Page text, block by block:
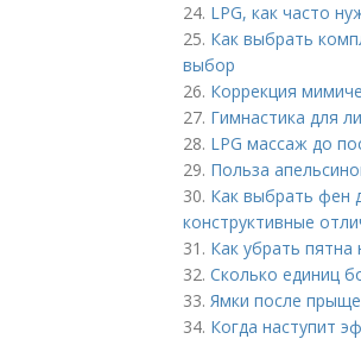
24. LPG, как часто
25. Как выбрать
выбор
26. Коррекция
27. Гимнастика для
28. LPG массаж до
29. Польза
30. Как выбрать фен
конструктивные
31. Как убрать
32. Сколько единиц
33. Ямки после
34. Когда наступит